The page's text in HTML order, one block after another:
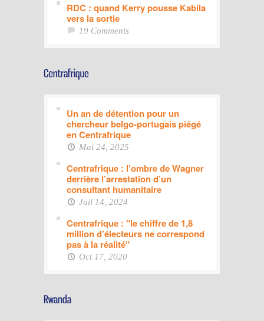
RDC : quand Kerry pousse Kabila
vers la sortie
19 Comments
Un an de détention pour un
chercheur belgo-portugais piégé
en Centrafrique
Mai 24, 2025
Centrafrique : l’ombre de Wagner
derrière l’arrestation d’un
consultant humanitaire
Juil 14, 2024
Centrafrique : "le chiffre de 1,8
million d’électeurs ne correspond
pas à la réalité"
Oct 17, 2020